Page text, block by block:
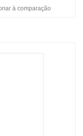
à comparação